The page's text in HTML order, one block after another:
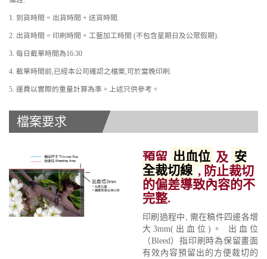
1. 到貨時間 = 出貨時間 + 送貨時間.
2. 出貨時間 = 印刷時間 + 工藝加工時間 (不包含星期日及公眾假期).
3. 每日截單時間為16:30
4. 截單時間前,已經本公司確認之檔案,可於當晚印刷.
5. 運費以實際的重量計算為準。上述只供參考。
檔案要求
預留 出血位 及 安
全裁切線, 防止裁切
的偏差導致內容的不
完整.
印刷過程中, 需在稿件四邊各增
大3mm(出血位)。 出血位
（Bleed）指印刷時為保留畫面
有效內容預留出的方便裁切的